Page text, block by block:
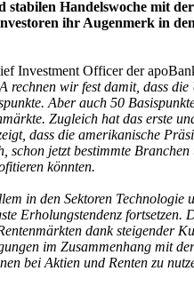
stabilen Handelswoche mit
ihr Augenmerk in
Investment Officer der
rechnen wir fest damit, dass
Aber auch 50
Zugleich hat das erste
dass die amerikanische
schon jetzt bestimmte
könnten.
in den Sektoren
Erholungstendenz
dank steigender
im Zusammenhang mit
bei Aktien und Renten zu